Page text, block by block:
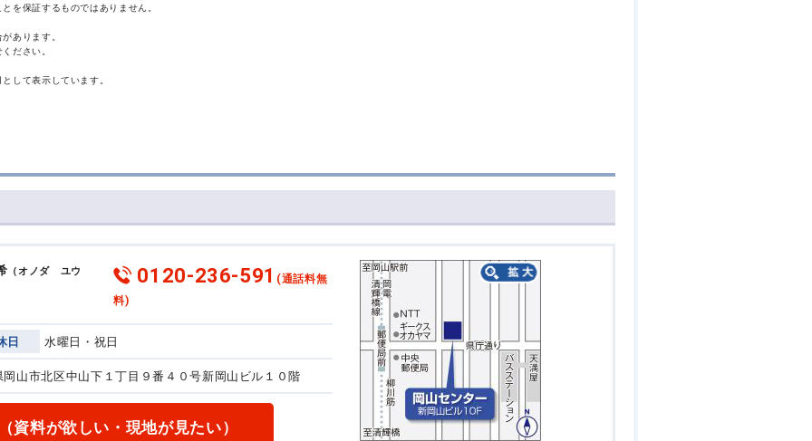
を保証するものではありません。
あります。
ださい。
して表示しています。
（オノダ ユウ 0120-236-591 (通話料無
料)
日 水曜日・祝日
山市北区中山下１丁目９番４０号新岡山ビル１０階
資料が欲しい・現地が見たい）